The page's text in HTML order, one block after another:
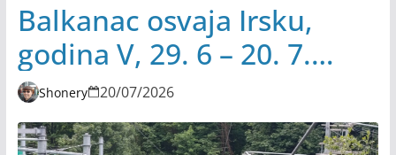
Balkanac osvaja Irsku,
godina V, 29. 6 – 20. 7.
2026.
Shonery 20/07/2026